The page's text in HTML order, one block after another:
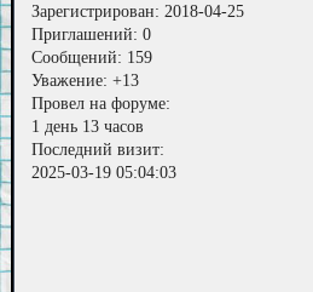
Зарегистрирован: 2018-04-25
Приглашений: 0
Сообщений: 159
Уважение: +13
Провел на форуме:
1 день 13 часов
Последний визит:
2025-03-19 05:04:03